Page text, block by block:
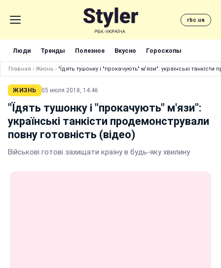
rbc.ua
Люди Тренды Полезное Вкусно Гороскопы
Главная › Жизнь › "Їдять тушонку і "прокачують" м'язи": українські
ЖИЗНЬ 05 июля 2018, 14:46
"Їдять тушонку і "прокачують" м'язи":
українські танкісти продемонстрували
повну готовність (відео)
Військові готові захищати країну в будь-яку хвилину